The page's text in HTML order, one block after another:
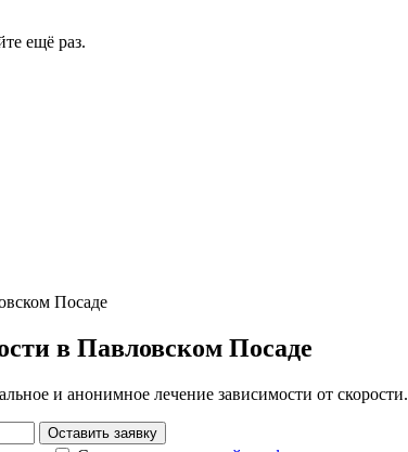
ещё раз.
Посаде
в Павловском Посаде
и анонимное лечение зависимости от скорости.
Оставить заявку